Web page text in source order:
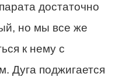
достаточно
но мы все же
к нему с
Дуга поджигается